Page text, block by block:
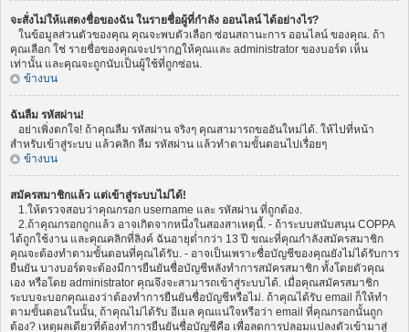
จะสั่งไม่ให้แสดงชื่อของฉัน ในรายชื่อผู้ที่กำลัง ออนไลน์ ได้อย่างไร?
ในข้อมูลส่วนตัวของคุณ คุณจะพบตัวเลือก ซ่อนสถานะการ ออนไลน์ ของคุณ. ถ้า
คุณเลือก ใช่ รายชื่อของคุณจะปรากฏให้คุณและ administrator ของบอร์ด เห็น
เท่านั้น และคุณจะถูกนับเป็นผู้ใช้ที่ถูกซ่อน.
ข้างบน
ฉันลืม รหัสผ่าน!
อย่าเพิ่งตกใจ! ถ้าคุณลืม รหัสผ่าน จริงๆ คุณสามารถขออันใหม่ได้. ให้ไปที่หน้า
สำหรับเข้าสู่ระบบ แล้วคลิก ลืม รหัสผ่าน แล้วทำตามขั้นตอนไปเรื่อยๆ
ข้างบน
สมัครสมาชิกแล้ว แต่เข้าสู่ระบบไม่ได้!
1.ให้ตรวจสอบว่าคุณกรอก username และ รหัสผ่าน ที่ถูกต้อง.
2.ถ้าคุณกรอกถูกแล้ว อาจเกิดจากหนึ่งในสองสาเหตุนี้. - ถ้าระบบสนับสนุน COPPA
ได้ถูกใช้งาน และคุณคลิกที่ลิงค์ ฉันอายุต่ำกว่า 13 ปี ขณะที่คุณกำลังสมัครสมาชิก
คุณจะต้องทำตามขั้นตอนที่คุณได้รับ. - อาจเป็นเพราะชื่อบัญชีของคุณยังไม่ได้รับการ
ยืนยัน บางบอร์ดจะต้องมีการยืนยันชื่อบัญชีหลังทำการสมัครสมาชิก ทั้งโดยตัวคุณ
เอง หรือโดย administrator คุณจึงจะสามารถเข้าสู่ระบบได้. เมื่อคุณสมัครสมาชิก
ระบบจะบอกคุณเองว่าต้องทำการยืนยันชื่อบัญชีหรือไม่. ถ้าคุณได้รับ email ก็ให้ทำ
ตามขั้นตอนในนั้น, ถ้าคุณไม่ได้รับ อีเมล คุณแน่ใจหรือว่า email ที่คุณกรอกนั้นถูก
ต้อง? เหตุผลเดียวที่ต้องทำการยืนยันชื่อบัญชีคือ เพื่อลดการปลอมแปลงตัวเข้ามาสู่